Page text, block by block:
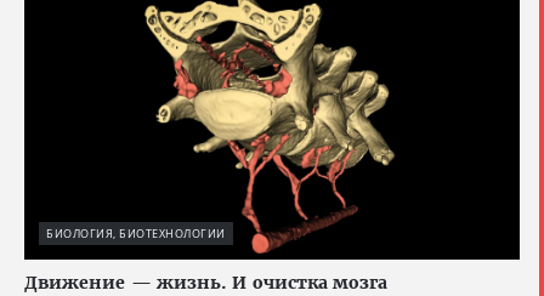
БИОЛОГИЯ, БИОТЕХНОЛОГИИ
Движение — жизнь. И очистка мозга